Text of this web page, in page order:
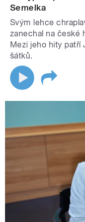
Semelka
Svým lehce
zanechal na české
Mezi jeho hity patří
šátků.